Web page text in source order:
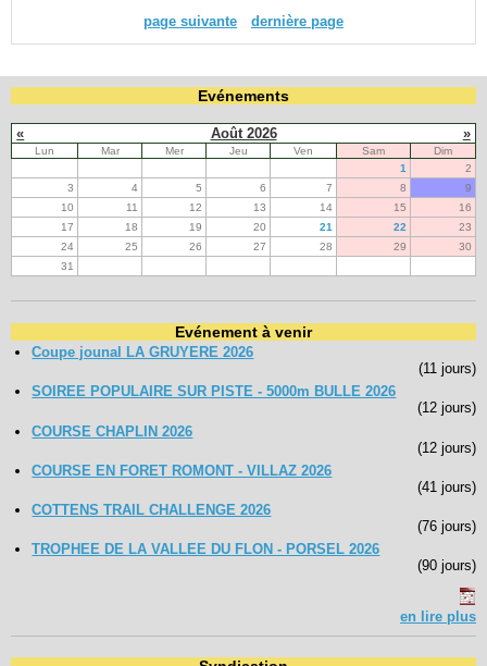
page suivante dernière page
Evénements
« Août 2026 »
Lun Mar Mer Jeu Ven Sam
Dim
1
2
3
4 5 6 7 8
9
10
11 12 13 14 15
16
17
18 19 20 21 22
23
24
25 26 27 28 29
30
31
Evénement à venir
Coupe jounal LA GRUYERE 2026
(11 jours)
SOIREE POPULAIRE SUR PISTE - 5000m BULLE 2026
(12 jours)
COURSE CHAPLIN 2026
(12 jours)
COURSE EN FORET ROMONT - VILLAZ 2026
(41 jours)
COTTENS TRAIL CHALLENGE 2026
(76 jours)
TROPHEE DE LA VALLEE DU FLON - PORSEL 2026
(90 jours)
en lire plus